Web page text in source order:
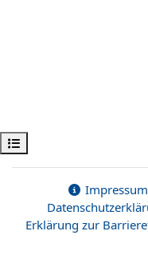
Kursindex öffnen
Impressum
Erklärung zur